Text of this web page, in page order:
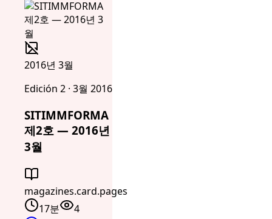
2016년 3월
Edición 2 · 3월 2016
SITIMMFORMA
제2호 — 2016년
3월
magazines.card.pages
17분
4